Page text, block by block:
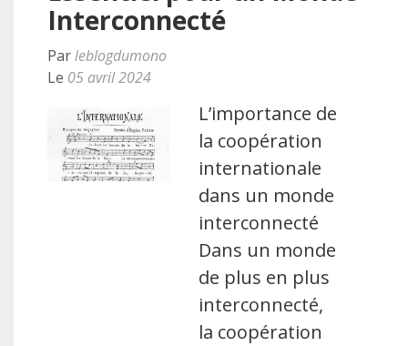
Interconnecté
Parleblogdumono
Le 05 avril 2024
L’importance de
la coopération
internationale
dans un monde
interconnecté
Dans un monde
de plus en plus
interconnecté,
la coopération